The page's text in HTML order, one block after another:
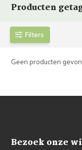
Producten
Filters
Geen producten
Bezoek onze